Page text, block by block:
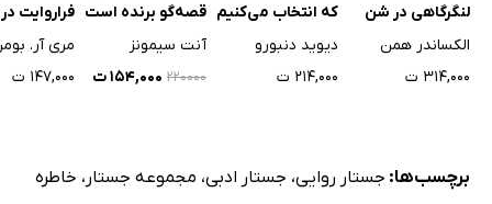
لنگرگاهی در شن
روان
الکساندر همن
۳۱۴,۰۰۰ ت
که انتخاب می‌کنیم
دیوید دنبورو
۲۱۴,۰۰۰ ت
قصه‌گو برنده است
آنت سیمونز
۲۲۰۰۰۰ ۱۵۴,۰۰۰ ت
فراروایت
حلقه‌ها
مری آر.
۱۴۷,۰۰۰ ت
برچسب‌ها: جستار روایی، جستار ادبی، مجموعه جستار ، خاطره